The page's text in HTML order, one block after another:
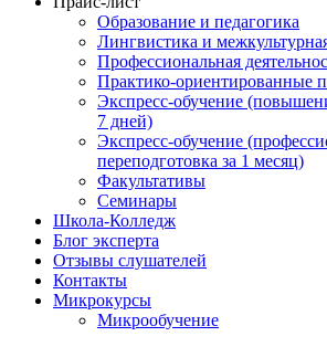
Образование и педагогика
Лингвистика и
Профессиональная
Практико-ориентированные
Экспресс-обучение
7 дней)
Экспресс-обучение
переподготовка за 1 месяц)
Факультативы
Семинары
Школа-Колледж
Блог эксперта
Отзывы слушателей
Контакты
Микрокурсы
Микрообучение